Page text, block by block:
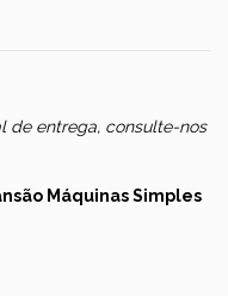
de entrega, consulte-nos
Máquinas Simples